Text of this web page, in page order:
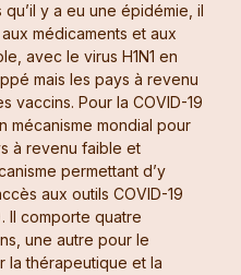
y a eu une épidémie, il
médicaments et aux
avec le virus H1N1 en
mais les pays à revenu
vaccins. Pour la COVID-19
mécanisme mondial pour
à revenu faible et
permettant d’y
aux outils COVID-19
Il comporte quatre
une autre pour le
la thérapeutique et la